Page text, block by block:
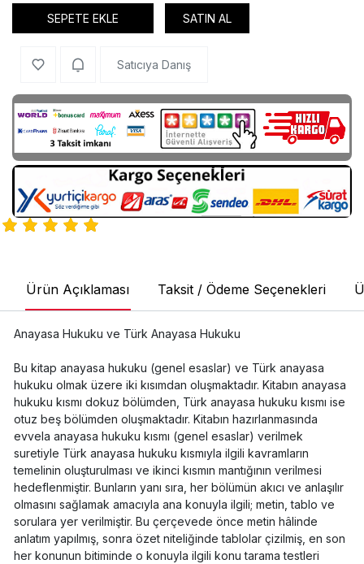
SEPETE EKLE SATIN AL
Satıcıya Danış
Ürün Açıklaması Taksit / Ödeme Seçenekleri
Anayasa Hukuku ve Türk Anayasa Hukuku
Bu kitap anayasa hukuku (genel esaslar) ve Türk anayasa
hukuku olmak üzere iki kısımdan oluşmaktadır. Kitabın anayasa
hukuku kısmı dokuz bölümden, Türk anayasa hukuku kısmı ise
otuz beş bölümden oluşmaktadır. Kitabın hazırlanmasında
evvela anayasa hukuku kısmı (genel esaslar) verilmek
suretiyle Türk anayasa hukuku kısmıyla ilgili kavramların
temelinin oluşturulması ve ikinci kısmın mantığının verilmesi
hedeflenmiştir. Bunların yanı sıra, her bölümün akıcı ve anlaşılır
olmasını sağlamak amacıyla ana konuyla ilgili; metin, tablo ve
sorulara yer verilmiştir. Bu çerçevede önce metin hâlinde
anlatım yapılmış, sonra özet niteliğinde tablolar çizilmiş, en son
her konunun bitiminde o konuyla ilgili konu tarama testleri